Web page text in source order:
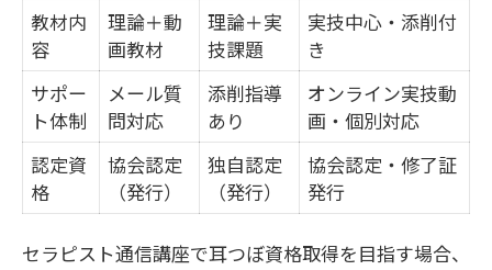
ル例
短期間で耳つぼ資格を目指す方へ実践型の秘
訣
最短で耳つぼ資格取得を目指す通信講座
選び方比較
短期間で実技力が身につく学習方法とは
耳つぼ資格取得を早めるポイントは何か
教材内
容
理論＋動
画教材
理論＋実
技課題
実技中心・添削付
き
サポー
ト体制
メール質
問対応
添削指導
あり
オンライン実技動
画・個別対応
認定資
格
協会認定
（発行）
独自認定
（発行）
協会認定・修了証
発行
セラピスト通信講座で耳つぼ資格取得を目指す場合、